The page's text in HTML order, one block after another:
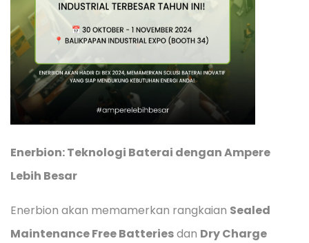
Enerbion: Teknologi Baterai dengan Ampere
Lebih Besar
Enerbion akan memamerkan rangkaian Sealed
Maintenance Free Batteriesdan Dry Charge